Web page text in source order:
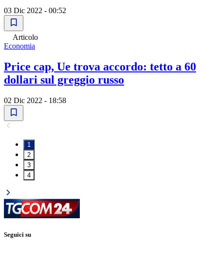
03 Dic 2022 - 00:52
Articolo
Economia
Price cap, Ue trova accordo: tetto a 60
dollari sul greggio russo
02 Dic 2022 - 18:58
1
2
3
4
Seguici su